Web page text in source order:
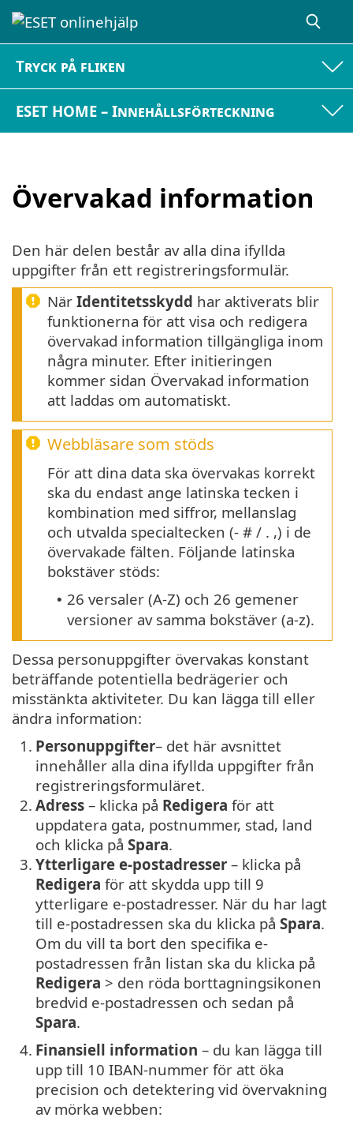
Tryck på fliken
ESET HOME – Innehållsförteckning
Övervakad information
Den här delen består av alla dina ifyllda
uppgifter från ett registreringsformulär.
När Identitetsskydd har aktiverats blir
funktionerna för att visa och redigera
övervakad information tillgängliga inom
några minuter. Efter initieringen
kommer sidan Övervakad information
att laddas om automatiskt.
Webbläsare som stöds
För att dina data ska övervakas korrekt
ska du endast ange latinska tecken i
kombination med siffror, mellanslag
och utvalda specialtecken (- # / . ,) i de
övervakade fälten. Följande latinska
bokstäver stöds:
• 26 versaler (A-Z) och 26 gemener
versioner av samma bokstäver (a-z).
Dessa personuppgifter övervakas konstant
beträffande potentiella bedrägerier och
misstänkta aktiviteter. Du kan lägga till eller
ändra information:
1. Personuppgifter– det här avsnittet
innehåller alla dina ifyllda uppgifter från
registreringsformuläret.
2. Adress – klicka på Redigera för att
uppdatera gata, postnummer, stad, land
och klicka på Spara.
3. Ytterligare e-postadresser – klicka på
Redigera för att skydda upp till 9
ytterligare e-postadresser. När du har lagt
till e-postadressen ska du klicka på Spara.
Om du vill ta bort den specifika e-
postadressen från listan ska du klicka på
Redigera > den röda borttagningsikonen
bredvid e-postadressen och sedan på
Spara.
4. Finansiell information – du kan lägga till
upp till 10 IBAN-nummer för att öka
precision och detektering vid övervakning
av mörka webben: